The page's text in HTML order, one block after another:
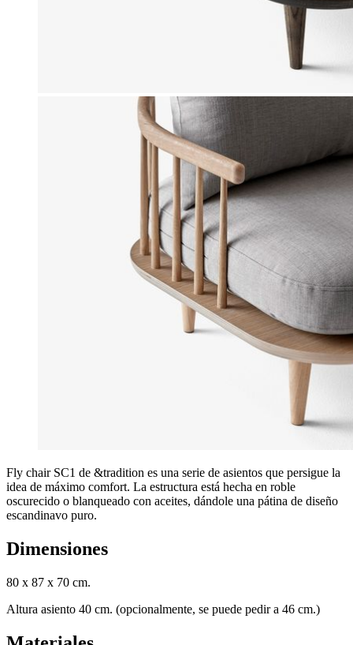
Fly chair SC1 de &tradition es una serie de asientos que persigue la
idea de máximo comfort. La estructura está hecha en roble
oscurecido o blanqueado con aceites, dándole una pátina de diseño
escandinavo puro.
Dimensiones
80 x 87 x 70 cm.
Altura asiento 40 cm. (opcionalmente, se puede pedir a 46 cm.)